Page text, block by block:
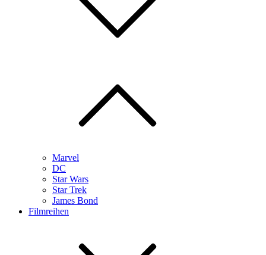
Marvel
DC
Star Wars
Star Trek
James Bond
Filmreihen